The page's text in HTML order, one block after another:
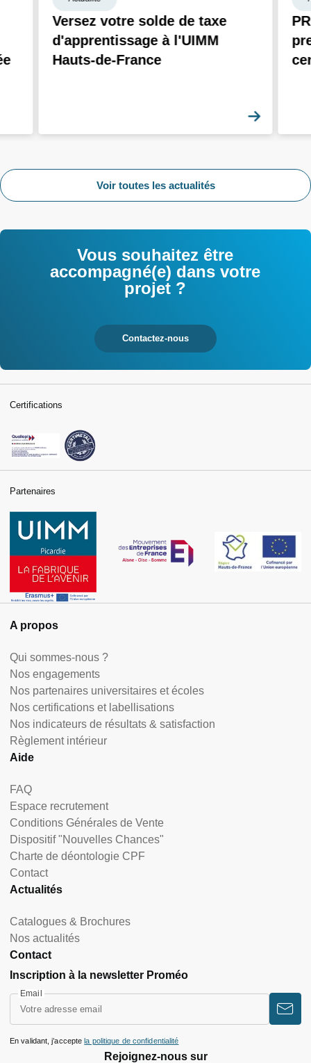
Versez votre solde de taxe
d'apprentissage à l'UIMM
Hauts-de-France
Voir toutes les actualités
Vous souhaitez être
accompagné(e) dans votre
projet ?
Contactez-nous
A propos
Qui sommes-nous ?
Nos engagements
Nos partenaires universitaires et écoles
Nos certifications et labellisations
Nos indicateurs de résultats & satisfaction
Règlement intérieur
Aide
FAQ
Espace recrutement
Conditions Générales de Vente
Dispositif "Nouvelles Chances"
Charte de déontologie CPF
Contact
Actualités
Catalogues & Brochures
Nos actualités
Contact
Rejoignez-nous sur
Inscription à la newsletter Proméo
Email
En validant, j’acceptela politique de confidentialité
Certifications
Partenaires